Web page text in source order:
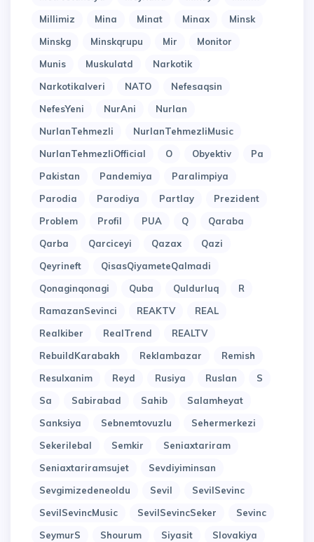
Millimiz
Mina Minat Minax
Minsk
Minskg
Minskqrupu Mir
Monitor
Munis
Muskulatd
Narkotik
Narkotikalveri
NATO
Nefesaqsin
NefesYeni
NurAni
Nurlan
NurlanTehmezli
NurlanTehmezliMusic
NurlanTehmezliOfficial
O Obyektiv
Pa
Pakistan
Pandemiya
Paralimpiya
Parodia
Parodiya Partlay
Prezident
Problem
Profil PUA Q
Qaraba
Qarba
Qarciceyi Qazax
Qazi
Qeyrineft
QisasQiyameteQalmadi
Qonaginqonagi
Quba Quldurluq
R
RamazanSevinci
REAKTV
REAL
Realkiber
RealTrend
REALTV
RebuildKarabakh
Reklambazar
Remish
Resulxanim
Reyd Rusiya Ruslan
S
Sa
Sabirabad Sahib
Salamheyat
Sanksiya
Sebnemtovuzlu
Sehermerkezi
Sekerilebal
Semkir
Seniaxtariram
Seniaxtariramsujet
Sevdiyiminsan
Sevgimizedeneoldu
Sevil
SevilSevinc
SevilSevincMusic
SevilSevincSeker
Sevinc
SeymurS
Shourum Siyasit
Slovakiya